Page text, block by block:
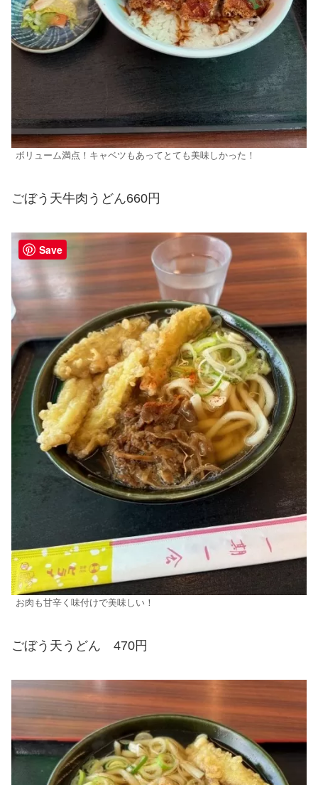
ボリューム満点！キャベツもあってとても美味しかった！
ごぼう天牛肉うどん660円
お肉も甘辛く味付けで美味しい！
ごぼう天うどん 470円
Save